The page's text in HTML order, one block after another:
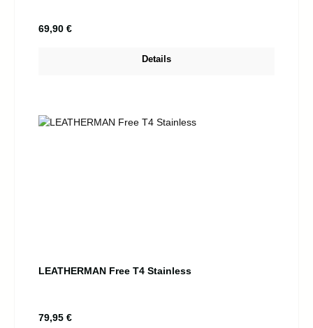
Regulärer Preis:
69,90 €
Details
LEATHERMAN Free T4 Stainless
Regulärer Preis:
79,95 €